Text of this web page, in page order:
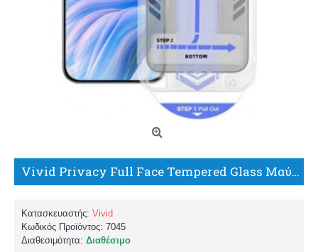
Vivid Privacy Full Face Tempered Glass Μαύρο (iPhone 17 Pro Max / iPhone 16 Pro Max)
Κατασκευαστής: Vivid
Κωδικός Προϊόντος: 7045
Διαθεσιμότητα: Διαθέσιμο